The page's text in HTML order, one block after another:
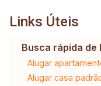
Links Úteis
Busca rápida de
Alugar
Alugar casa